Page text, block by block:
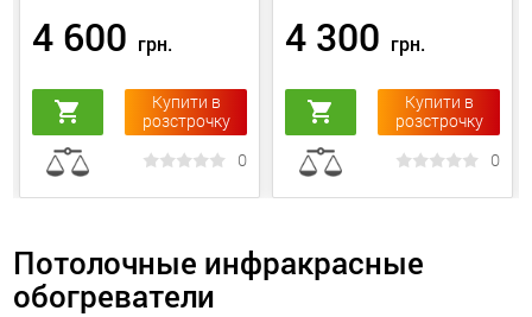
4 600 грн.
shopping_cart
Купити в
розстрочку
0
4 300 грн.
shopping_cart
Купити в
розстрочку
0
Потолочные инфракрасные
обогреватели